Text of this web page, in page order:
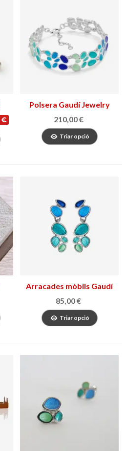
€
Polsera Gaudí Jewelry
Fruits
210,00 €
Triar opció
Arracades mòbils Gaudí
Jewelry Fruits
85,00 €
Triar opció